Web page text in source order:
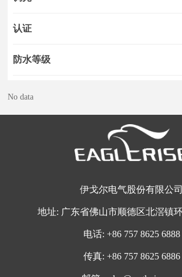
认证
防水等级
No data
伊戈尔电气股份有限公司
地址: 广东省佛山市顺德区北滘镇
电话: +86 757 8625 6888
传真: +86 757 8625 6886